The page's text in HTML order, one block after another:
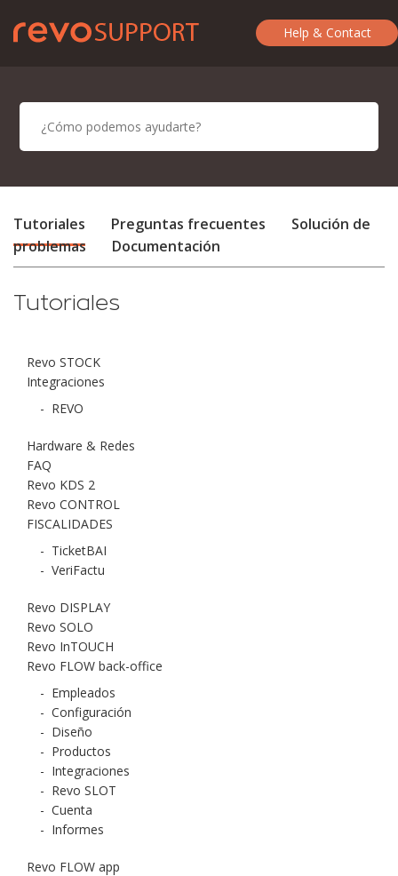
Help & Contact
Tutoriales Preguntas frecuentes
Solución de
problemas
Documentación
Tutoriales
Revo STOCK
Integraciones
- REVO
Hardware & Redes
FAQ
Revo KDS 2
Revo CONTROL
FISCALIDADES
- TicketBAI
- VeriFactu
Revo DISPLAY
Revo SOLO
Revo InTOUCH
Revo FLOW back-office
- Empleados
- Configuración
- Diseño
- Productos
- Integraciones
- Revo SLOT
- Cuenta
- Informes
Revo FLOW app